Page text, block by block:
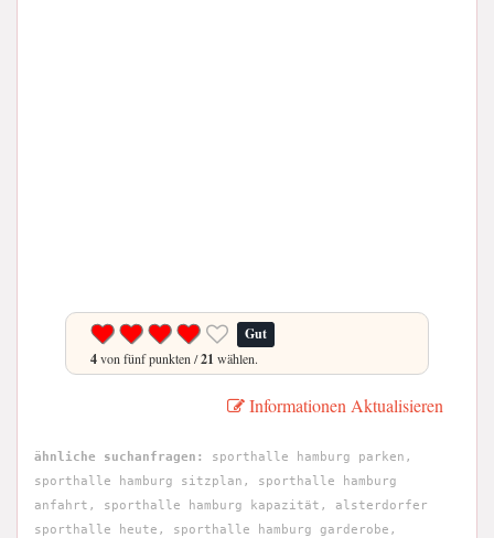
Gut
4von fünf punkten /21 wählen.
Informationen Aktualisieren
ähnliche suchanfragen:
sporthalle hamburg parken,
sporthalle hamburg sitzplan, sporthalle hamburg
anfahrt, sporthalle hamburg kapazität, alsterdorfer
sporthalle heute, sporthalle hamburg garderobe,